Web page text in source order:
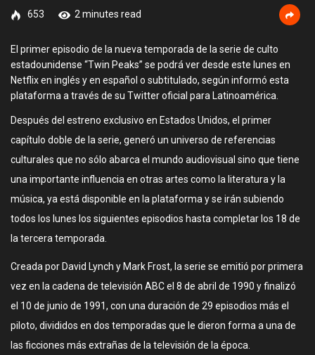
653 2 minutes read
El primer episodio de la nueva temporada de la serie de culto
estadounidense “Twin Peaks” se podrá ver desde este lunes en
Netflix en inglés y en español o subtitulado, según informó esta
plataforma a través de su Twitter oficial para Latinoamérica.
Después del estreno exclusivo en Estados Unidos, el primer
capítulo doble de la serie, generó un universo de referencias
culturales que no sólo abarca el mundo audiovisual sino que tiene
una importante influencia en otras artes como la literatura y la
música, ya está disponible en la plataforma y se irán subiendo
todos los lunes los siguientes episodios hasta completar los 18 de
la tercera temporada.
Creada por David Lynch y Mark Frost, la serie se emitió por primera
vez en la cadena de televisión ABC el 8 de abril de 1990 y finalizó
el 10 de junio de 1991, con una duración de 29 episodios más el
piloto, divididos en dos temporadas que le dieron forma a una de
las ficciones más extrañas de la televisión de la época.